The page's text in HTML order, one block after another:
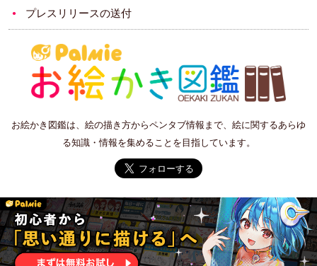
プレスリリースの送付
お絵かき図鑑は、絵の描き方からペンタブ情報まで、絵に関するあらゆ
る知識・情報を集めることを目指しています。